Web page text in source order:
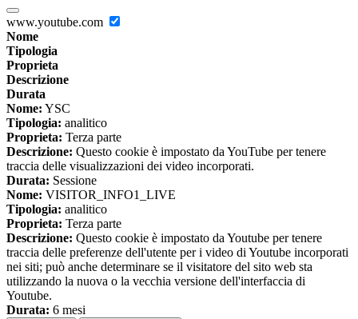
www.youtube.com
Nome
Tipologia
Proprieta
Descrizione
Durata
Nome: YSC
Tipologia: analitico
Proprieta: Terza parte
Descrizione: Questo cookie è impostato da YouTube per tenere
traccia delle visualizzazioni dei video incorporati.
Durata: Sessione
Nome: VISITOR_INFO1_LIVE
Tipologia: analitico
Proprieta: Terza parte
Descrizione: Questo cookie è impostato da Youtube per tenere
traccia delle preferenze dell'utente per i video di Youtube incorporati
nei siti; può anche determinare se il visitatore del sito web sta
utilizzando la nuova o la vecchia versione dell'interfaccia di
Youtube.
Durata: 6 mesi